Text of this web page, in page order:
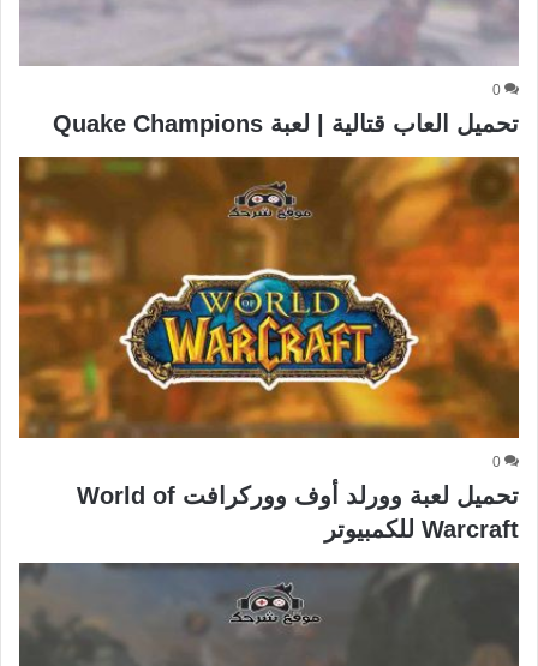
0
تحميل العاب قتالية | لعبة Quake Champions
0
تحميل لعبة وورلد أوف ووركرافت World of
Warcraft للكمبيوتر